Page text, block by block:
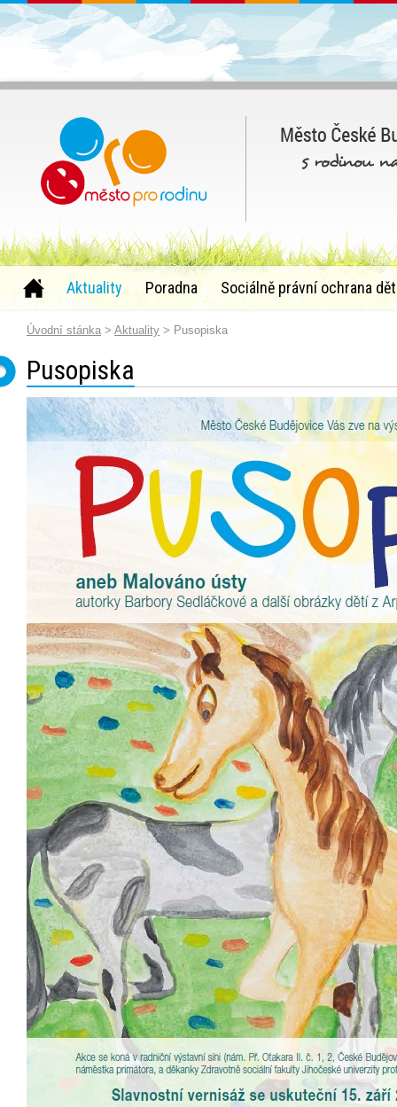
Aktuality Poradna Sociálně právní ochrana
Úvodní stánka > Aktuality > Pusopiska
Pusopiska